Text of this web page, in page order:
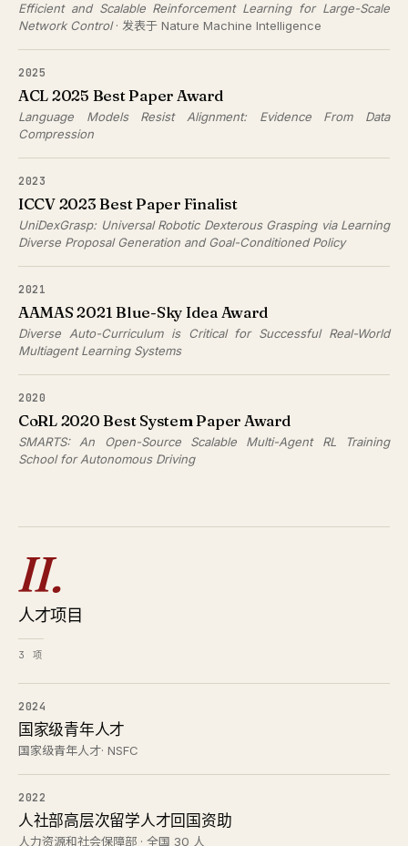
Efficient and Scalable Reinforcement Learning for Large-Scale
Network Control· 发表于 Nature Machine Intelligence
2025
ACL 2025 Best Paper Award
Language Models Resist Alignment: Evidence From Data
Compression
2023
ICCV 2023 Best Paper Finalist
UniDexGrasp: Universal Robotic Dexterous Grasping via Learning
Diverse Proposal Generation and Goal-Conditioned Policy
2021
AAMAS 2021 Blue-Sky Idea Award
Diverse Auto-Curriculum is Critical for Successful Real-World
Multiagent Learning Systems
2020
CoRL 2020 Best System Paper Award
SMARTS: An Open-Source Scalable Multi-Agent RL Training
School for Autonomous Driving
II.
人才项目
3 项
2024
国家级青年人才
国家级青年人才· NSFC
2022
人社部高层次留学人才回国资助
人力资源和社会保障部 · 全国 30 人